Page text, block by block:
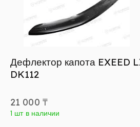
Дефлектор капота EXEED
DK112
21 000 ₸
1 шт в наличии